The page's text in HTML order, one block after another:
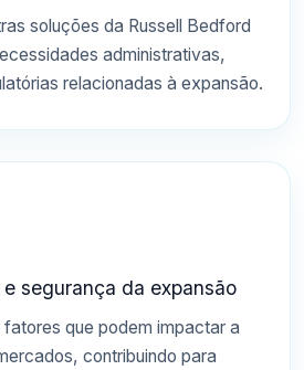
soluções da Russell Bedford
administrativas,
relacionadas à expansão.
segurança da expansão
fatores que podem impactar a
contribuindo para